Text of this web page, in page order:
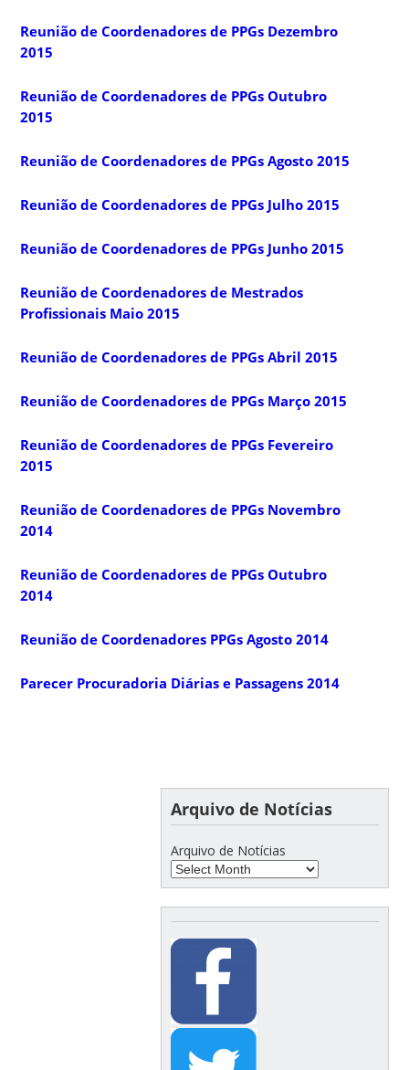
Reunião de Coordenadores de PPGs Dezembro
2015
Reunião de Coordenadores de PPGs Outubro
2015
Reunião de Coordenadores de PPGs Agosto 2015
Reunião de Coordenadores de PPGs Julho 2015
Reunião de Coordenadores de PPGs Junho 2015
Reunião de Coordenadores de Mestrados
Profissionais Maio 2015
Reunião de Coordenadores de PPGs Abril 2015
Reunião de Coordenadores de PPGs Março 2015
Reunião de Coordenadores de PPGs Fevereiro
2015
Reunião de Coordenadores de PPGs Novembro
2014
Reunião de Coordenadores de PPGs Outubro
2014
Reunião de Coordenadores PPGs Agosto 2014
Parecer Procuradoria Diárias e Passagens 2014
Arquivo de Notícias
Arquivo de Notícias